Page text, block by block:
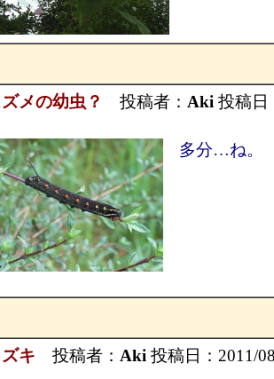
メの幼虫？ 投稿者： Aki 投稿日
多分…ね。
キ 投稿者： Aki 投稿日：2011/